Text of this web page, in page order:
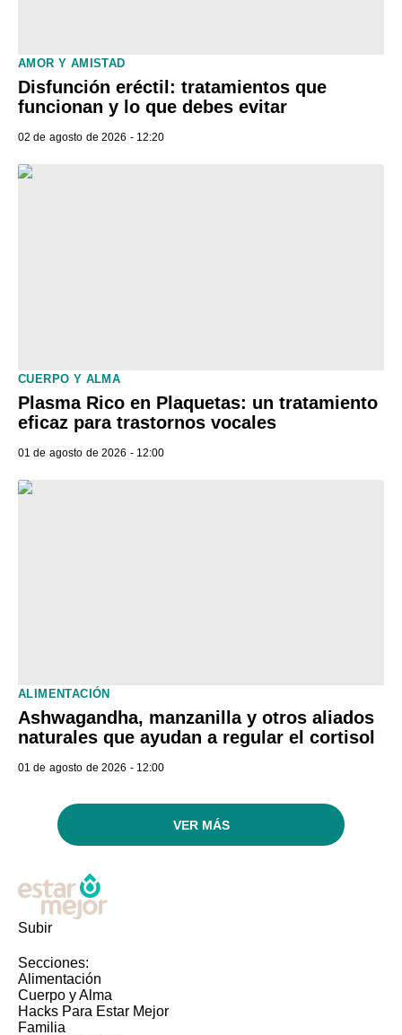
AMOR Y AMISTAD
Disfunción eréctil: tratamientos que
funcionan y lo que debes evitar
02 de agosto de 2026 - 12:20
CUERPO Y ALMA
Plasma Rico en Plaquetas: un tratamiento
eficaz para trastornos vocales
01 de agosto de 2026 - 12:00
ALIMENTACIÓN
Ashwagandha, manzanilla y otros aliados
naturales que ayudan a regular el cortisol
01 de agosto de 2026 - 12:00
VER MÁS
Subir
Secciones:
Alimentación
Cuerpo y Alma
Hacks Para Estar Mejor
Familia